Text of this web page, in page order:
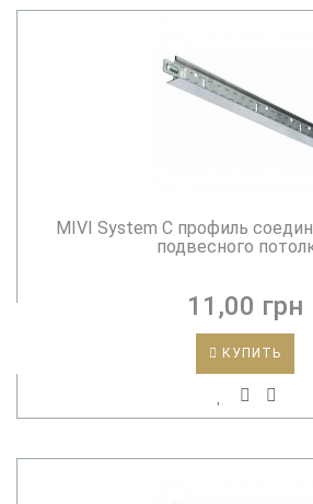
MIVI System C профиль
подвесного
11,00 грн
КУПИТЬ